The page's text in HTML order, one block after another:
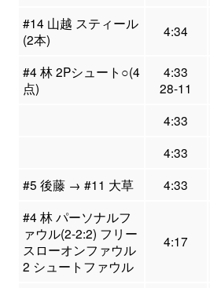
#14 山越 スティール
(2本)
4:34
#4 林 2Pシュート○(4
点)
4:33
28-11
4:33
4:33
#5 後藤 → #11 大草
4:33
#4 林 パーソナルフ
ァウル(2-2:2) フリー
スローオンファウル
2 シュートファウル
4:17